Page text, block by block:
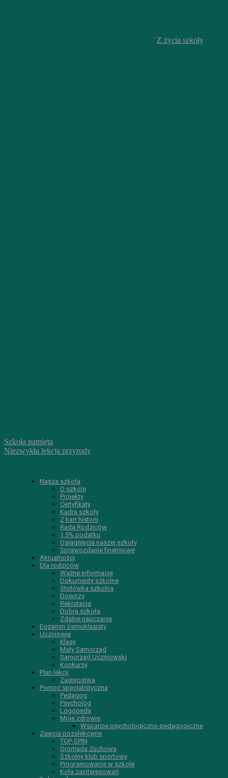
Z życia szkoły
Szkoła pamięta
Niezwykła lekcja przyrody
Nasza szkoła
O szkole
Projekty
Certyfikaty
Kadra szkoły
Z kart historii
Rada Rodziców
1,5% podatku
Osiągnięcia naszej szkoły
Sprawozdanie finansowe
Aktualności
Dla rodziców
Ważne informacje
Dokumenty szkolne
Stołówka szkolna
Dowozy
Rekrutacja
Dobra szkoła
Zdalne nauczanie
Egzamin ósmoklasisty
Uczniowie
Klasy
Mały Samorząd
Samorząd Uczniowski
Konkursy
Plan lekcji
Zastępstwa
Pomoc specjalistyczna
Pedagog
Psycholog
Logopeda
Moje zdrowie
Wsparcie psychologiczno-pedagogiczne
Zajęcia pozalekcyjne
TOP-SPIN
Gromada Zuchowa
Szkolny klub sportowy
Programowanie w szkole
Koła zainteresowań